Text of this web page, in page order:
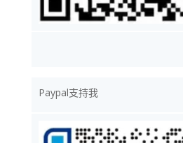
Paypal支持我